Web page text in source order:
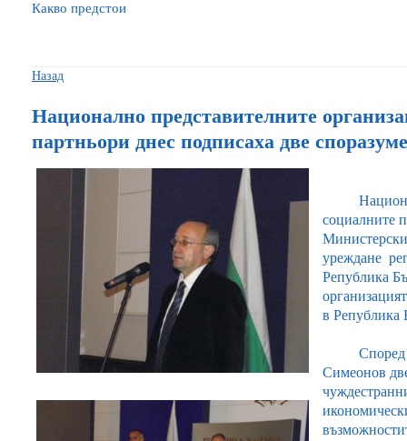
Какво предстои
Назад
Национално представителните
партньори днес подписаха две
социалните
уреждане
Република
в Република
Според
Симеонов